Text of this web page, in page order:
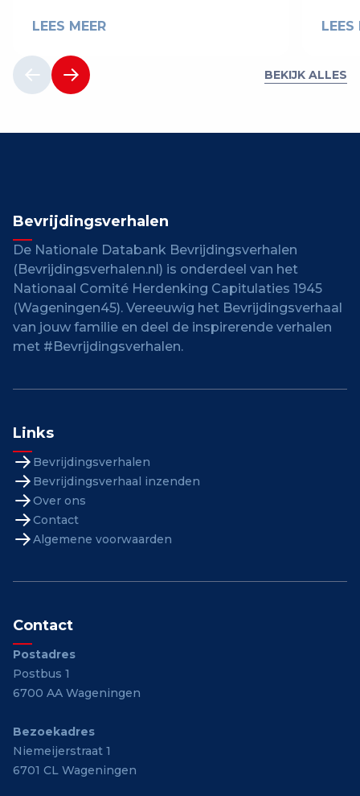
LEES MEER LEES
BEKIJK ALLES
Bevrijdingsverhalen
De Nationale Databank Bevrijdingsverhalen
(Bevrijdingsverhalen.nl) is onderdeel van het
Nationaal Comité Herdenking Capitulaties 1945
(Wageningen45). Vereeuwig het Bevrijdingsverhaal
van jouw familie en deel de inspirerende verhalen
met #Bevrijdingsverhalen.
Links
Bevrijdingsverhalen
Bevrijdingsverhaal inzenden
Over ons
Contact
Algemene voorwaarden
Contact
Postadres
Postbus 1
6700 AA Wageningen
Bezoekadres
Niemeijerstraat 1
6701 CL Wageningen